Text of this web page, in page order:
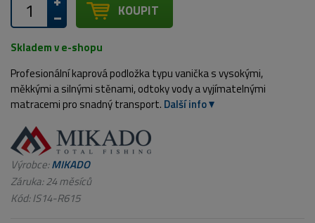
KOUPIT
Skladem v e-shopu
Profesionální kaprová podložka typu vanička s vysokými,
měkkými a silnými stěnami, odtoky vody a vyjímatelnými
matracemi pro snadný transport. Další info
Výrobce:MIKADO
Záruka: 24 měsíců
Kód:IS14-R615